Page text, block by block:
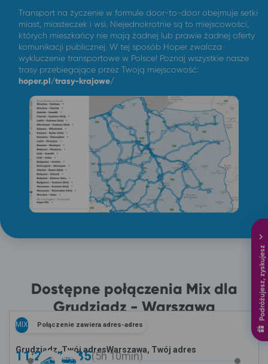
Podróżujesz, zyskujesz
Transport na życzenie w formule door-to-door obejmuje setki
miast, miasteczek i wsi. Niejednokrotnie są to miejscowości,
których mieszkańcy nie mają żadnej lub prawie żadnej oferty
komunikacji publicznej. W tej sposób Hoper zwalcza
wykluczenie transportowe w Polsce! Poznaj wszystkie nasze
trasy przebiegające przez Twoją miejscowość:
hoper.pl/trasy-krajowe/
Dostępne połączenia Mix dla
Grudziądz - Warszawa
MIX Połączenie zawiera adres-adres
Grudziądz, Twój adresWarszawa, Twój adres
11:25 -16:35 5h10min